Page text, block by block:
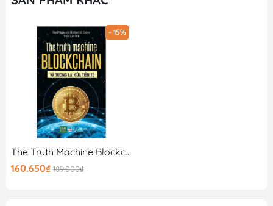
- 15%
The Truth Machine Blockchain Và Tương Lai Của Tiền Tệ
160.650₫ 189.000₫